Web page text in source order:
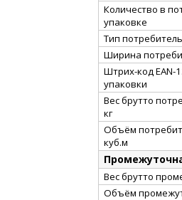
Количество в
упаковке
Тип
Ширина
Штрих-код EAN-
упаковки
Вес брутто
кг
Объём
куб.м
Вес брутто
Объём